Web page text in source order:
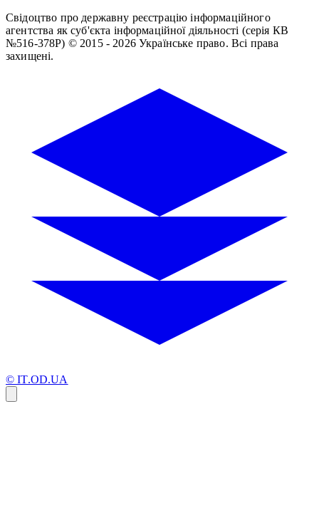
Свідоцтво про державну реєстрацію інформаційного
агентства як суб'єкта інформаційної діяльності (серія КВ
№516-378Р) © 2015 - 2026 Українське право. Всі права
захищені.
© IT.OD.UA